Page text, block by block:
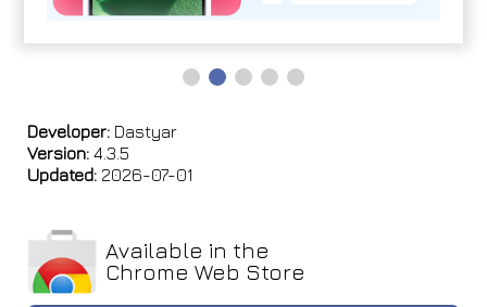
Developer: Dastyar
Version: 4.3.5
Updated: 2026-07-01
Available in the
Chrome Web Store